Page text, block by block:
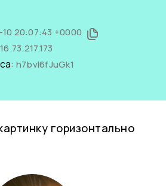
20:07:43 +0000
h7bvl6fJuGk1
горизонтально